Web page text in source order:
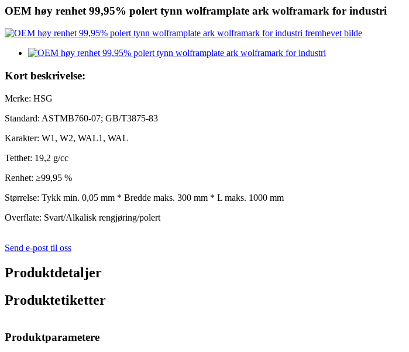
OEM høy renhet 99,95% polert tynn wolframplate ark wolframark for industri
Kort beskrivelse:
Merke: HSG
Standard: ASTMB760-07; GB/T3875-83
Karakter: W1, W2, WAL1, WAL
Tetthet: 19,2 g/cc
Renhet: ≥99,95 %
Størrelse: Tykk min. 0,05 mm * Bredde maks. 300 mm * L maks. 1000 mm
Overflate: Svart/Alkalisk rengjøring/polert
Send e-post til oss
Produktdetaljer
Produktetiketter
Produktparametere